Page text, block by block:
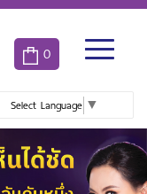
0
Select Language ▼